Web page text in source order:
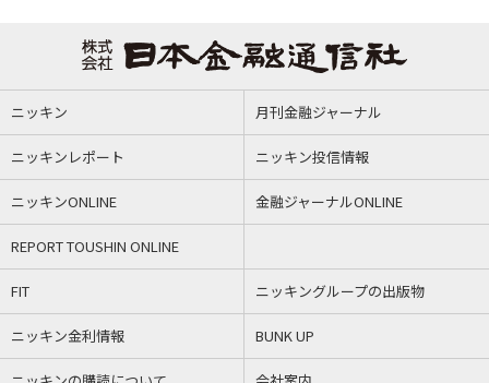
ニッキン 月刊金融ジャーナル
ニッキンレポート ニッキン投信情報
ニッキンONLINE 金融ジャーナルONLINE
REPORT TOUSHIN ONLINE
FIT ニッキングループの出版物
ニッキン金利情報 BUNK UP